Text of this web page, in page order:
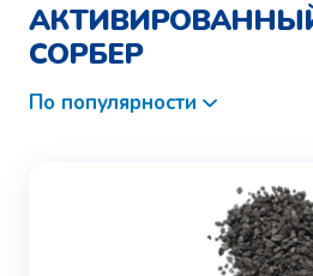
СОРБЕР
По популярности